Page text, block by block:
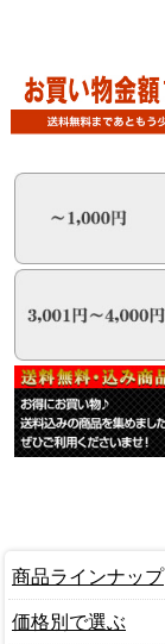
商品ラインナップ
価格別で選ぶ